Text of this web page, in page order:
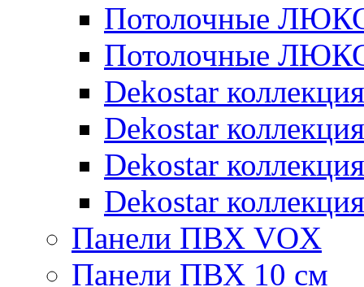
Потолочные
Потолочные
Dekostar
Dekostar
Dekostar
Dekostar
Панели ПВХ VOX
Панели ПВХ 10 см